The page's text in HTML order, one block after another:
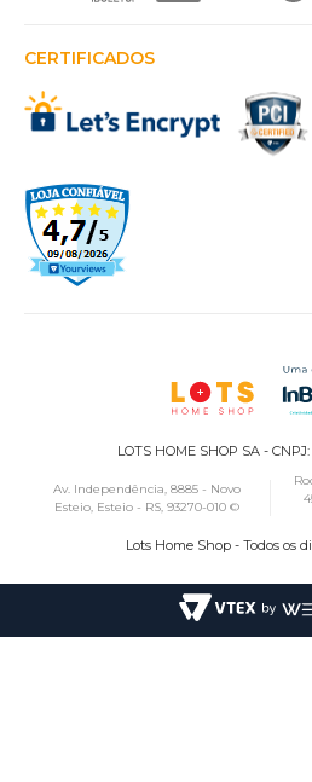
CERTIFICADOS
LOTS HOME SHOP SA - CNPJ:
Av. Independência, 8885 - Novo
Esteio, Esteio - RS, 93270-010 ©
Lots Home Shop - Todos os